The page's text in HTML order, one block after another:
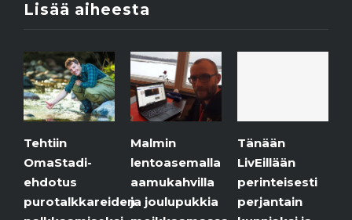
Lisää aiheesta
Malmin
lentoasemalla
aamukahvilla
ja joulupukkia
Tänään
LivEillään
perinteisesti
perjantain